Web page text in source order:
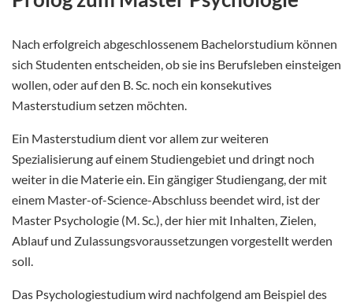
Nach erfolgreich abgeschlossenem Bachelorstudium können
sich Studenten entscheiden, ob sie ins Berufsleben einsteigen
wollen, oder auf den B. Sc. noch ein konsekutives
Masterstudium setzen möchten.
Ein Masterstudium dient vor allem zur weiteren
Spezialisierung auf einem Studiengebiet und dringt noch
weiter in die Materie ein. Ein gängiger Studiengang, der mit
einem Master-of-Science-Abschluss beendet wird, ist der
Master Psychologie (M. Sc.), der hier mit Inhalten, Zielen,
Ablauf und Zulassungsvoraussetzungen vorgestellt werden
soll.
Das Psychologiestudium wird nachfolgend am Beispiel des